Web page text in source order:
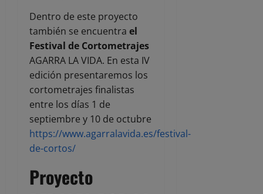
Dentro de este proyecto
también se encuentra el
Festival de Cortometrajes
AGARRA LA VIDA. En esta IV
edición presentaremos los
cortometrajes finalistas
entre los días 1 de
septiembre y 10 de octubre
https://www.agarralavida.es/festival-
de-cortos/
Proyecto